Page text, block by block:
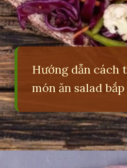
Hướng dẫn cách
món ăn salad
https://erci.edu.vn/